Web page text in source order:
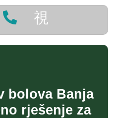
bolova Banja
rješenje za